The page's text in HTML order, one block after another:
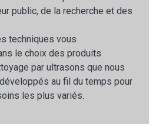
public, de la recherche et des
techniques vous
le choix des produits
par ultrasons que nous
au fil du temps pour
les plus variés.